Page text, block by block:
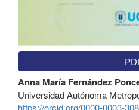
Contenido
principal
del
Anna María Fernández
Universidad Autónoma